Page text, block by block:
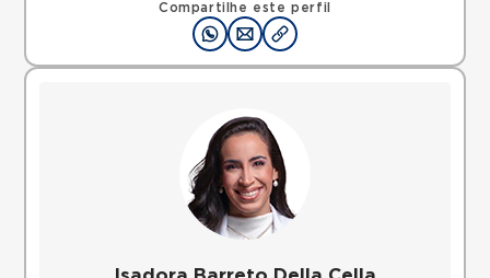
Compartilhe este perfil